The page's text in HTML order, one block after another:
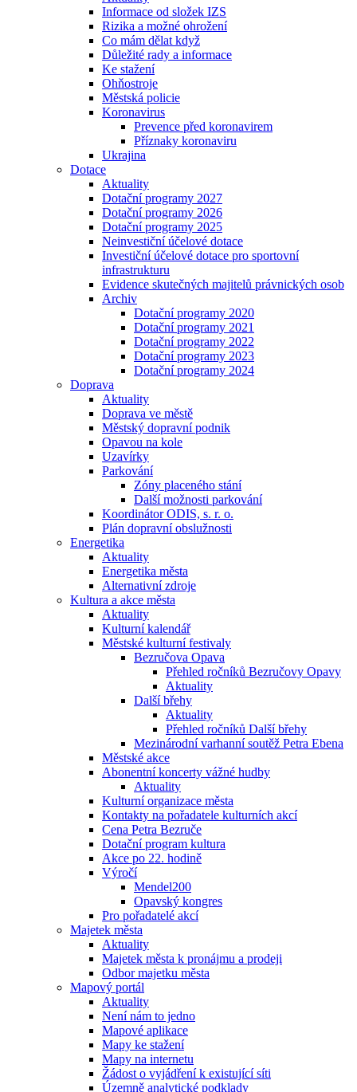
Informace od složek IZS
Rizika a možné ohrožení
Co mám dělat když
Důležité rady a informace
Ke stažení
Ohňostroje
Městská policie
Koronavirus
Prevence před koronavirem
Příznaky koronaviru
Ukrajina
Dotace
Aktuality
Dotační programy 2027
Dotační programy 2026
Dotační programy 2025
Neinvestiční účelové dotace
Investiční účelové dotace pro sportovní
infrastrukturu
Evidence skutečných majitelů právnických osob
Archiv
Dotační programy 2020
Dotační programy 2021
Dotační programy 2022
Dotační programy 2023
Dotační programy 2024
Doprava
Aktuality
Doprava ve městě
Městský dopravní podnik
Opavou na kole
Uzavírky
Parkování
Zóny placeného stání
Další možnosti parkování
Koordinátor ODIS, s. r. o.
Plán dopravní obslužnosti
Energetika
Aktuality
Energetika města
Alternativní zdroje
Kultura a akce města
Aktuality
Kulturní kalendář
Městské kulturní festivaly
Bezručova Opava
Přehled ročníků Bezručovy Opavy
Aktuality
Další břehy
Aktuality
Přehled ročníků Další břehy
Mezinárodní varhanní soutěž Petra Ebena
Městské akce
Abonentní koncerty vážné hudby
Aktuality
Kulturní organizace města
Kontakty na pořadatele kulturních akcí
Cena Petra Bezruče
Dotační program kultura
Akce po 22. hodině
Výročí
Mendel200
Opavský kongres
Pro pořadatelé akcí
Majetek města
Aktuality
Majetek města k pronájmu a prodeji
Odbor majetku města
Mapový portál
Aktuality
Není nám to jedno
Mapové aplikace
Mapy ke stažení
Mapy na internetu
Žádost o vyjádření k existující síti
Územně analytické podklady